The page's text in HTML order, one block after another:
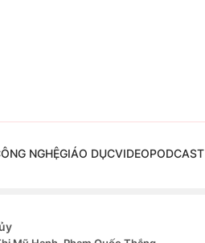
NGHỆGIÁO DỤCVIDEOPODCAST